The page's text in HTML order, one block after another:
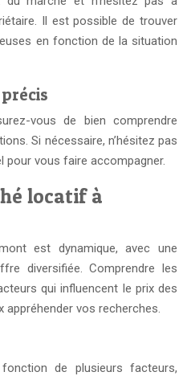
Il est possible de trouver
en fonction de la situation
vous de bien comprendre
Si nécessaire, n’hésitez pas
pour vous faire accompagner.
locatif à
est dynamique, avec une
diversifiée. Comprendre les
qui influencent le prix des
vos recherches.
de plusieurs facteurs,